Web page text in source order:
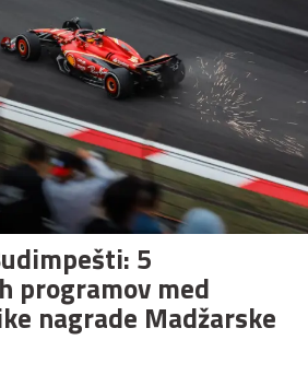
5
programov med
nagrade Madžarske